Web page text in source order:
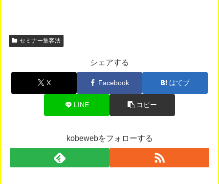
セミナー集客法
シェアする
X Facebook はてブ
LINE コピー
kobewebをフォローする